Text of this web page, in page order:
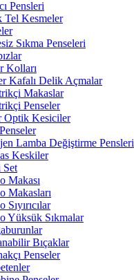
Pensleri
Tel Kesmeler
Sıkma Penseleri
Kolları
Kafalı Delik Açmalar
Makaslar
Penseler
Optik Kesiciler
Lamba Değiştirme Pensleri
Keskiler
Set
Makası
Makasları
Sıyırıcılar
Yüksük Sıkmalar
Bıçaklar
Penseler